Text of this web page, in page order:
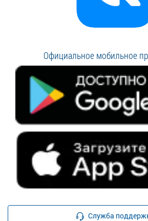
Официальное мобильное
Служба